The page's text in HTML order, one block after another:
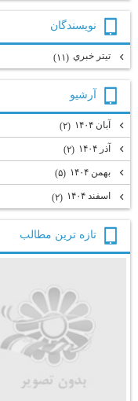
نويسندگان
تيتر خبري(۱۱)
آرشيو
آبان ۱۴۰۴ (۲)
آذر ۱۴۰۴ (۲)
بهمن ۱۴۰۴ (۵)
اسفند ۱۴۰۴ (۲)
تازه ترين مطالب